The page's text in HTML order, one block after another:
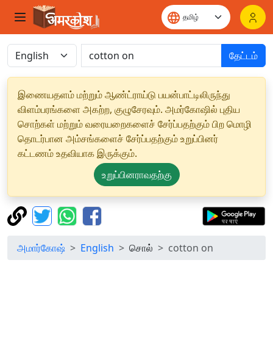
தேட்டம்
இணையதளம் மற்றும் ஆண்ட்ராய்டு பயன்பாட்டிலிருந்து
விளம்பரங்களை அகற்ற, குழுசேரவும். அமர்கோஷில் புதிய
சொற்கள் மற்றும் வரையறைகளைச் சேர்ப்பதற்கும் பிற மொழி
தொடர்பான அம்சங்களைச் சேர்ப்பதற்கும் உறுப்பினர்
கட்டணம் உதவியாக இருக்கும்.
உறுப்பினராவதற்கு
அமார்கோஷ் English சொல் cotton on